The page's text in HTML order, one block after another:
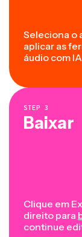
Seleciona o
aplicar as
áudio com
STEP 3
Baixar
Clique em
direito para
continue